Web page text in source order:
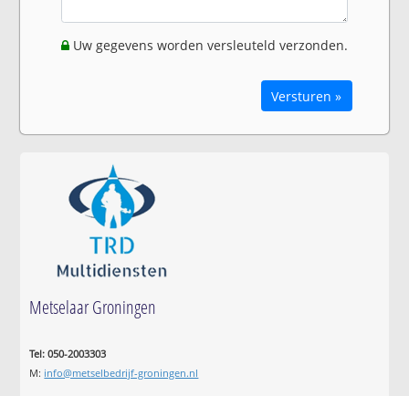
Uw gegevens worden versleuteld verzonden.
Versturen »
Metselaar Groningen
Tel: 050-2003303
M: info@metselbedrijf-groningen.nl